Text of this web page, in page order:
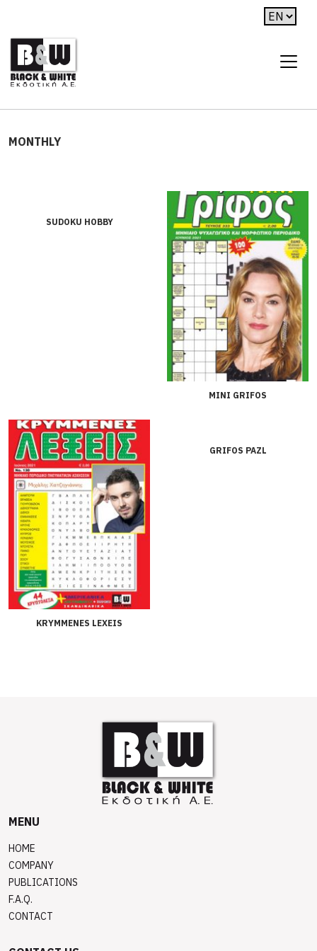
MONTHLY
SUDOKU HOBBY
MINI GRIFOS
KRYMMENES LEXEIS
GRIFOS PAZL
MENU
HOME
COMPANY
PUBLICATIONS
F.A.Q.
CONTACT